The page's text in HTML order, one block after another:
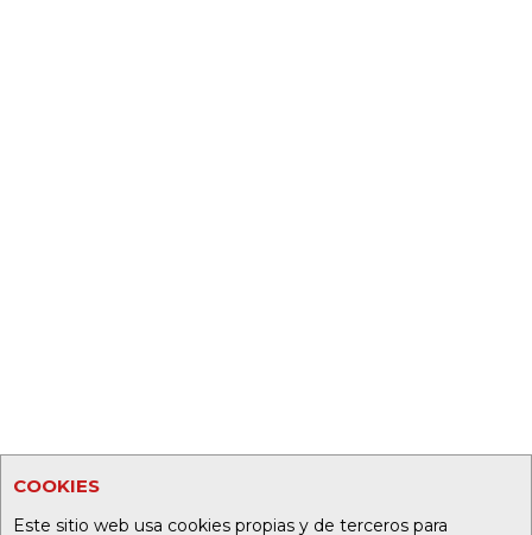
COOKIES
Este sitio web usa cookies propias y de terceros para